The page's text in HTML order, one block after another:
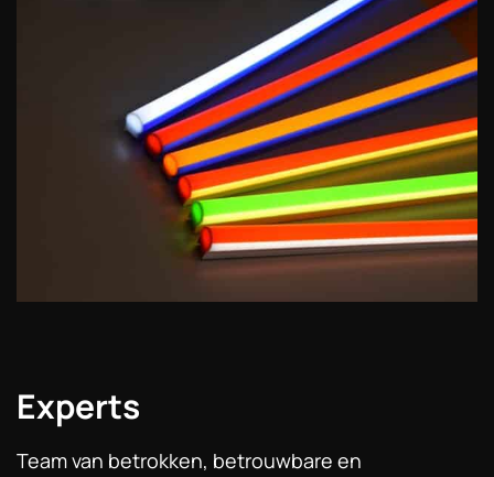
Experts
Team van betrokken, betrouwbare en